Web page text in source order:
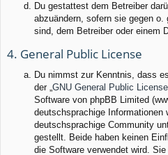
Du gestattest dem Betreiber
abzuändern, sofern sie gegen
sind, dem Betreiber oder einem
4. General Public License
Du nimmst zur Kenntnis, dass
der „GNU General Public
Software von phpBB Limited
deutschsprachige Informationen
deutschsprachige Community
gestellt. Beide haben keinen
die Software verwendet wird.